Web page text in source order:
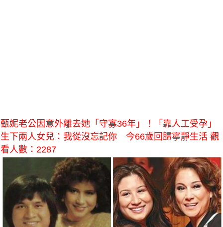
甄妮老公因意外離去她「守寡36年」！「靠人工受孕」
生下兩人女兒：我從沒忘記你 今66歲回歸寧靜生活 觀
看人數：2287